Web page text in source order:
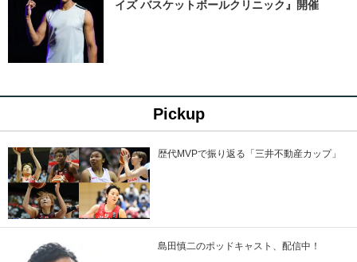
イズ バスケットボールクリニック』開催
Pickup
歴代MVPで振り返る「三井不動産カップ」
島田慎二のポッドキャスト、配信中！